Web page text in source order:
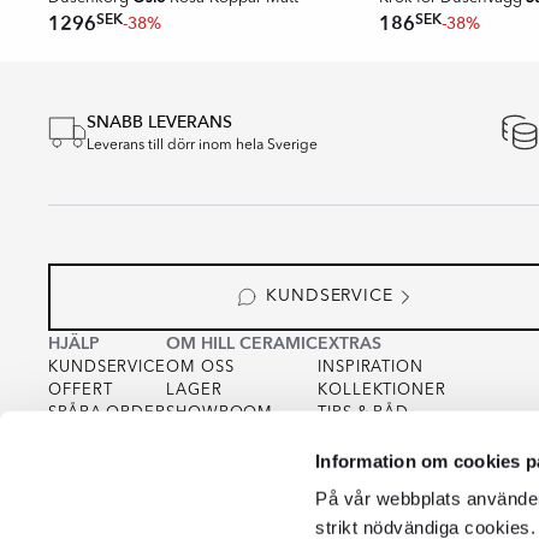
Information om cookies
På vår webbplats
strikt nödvändiga
1296SEK-38% 186SEK-38%
of
16
SNABB LEVERANS
Leverans till dörr inom hela Sverige
KUNDSERVICE
HJÄLP
KUNDSERVICE
OFFERT
SPÅRA ORDER
OM HILL CERAMIC
OM OSS
LAGER
SHOWROOM
EXTRAS
INSPIRATION
KOLLEKTIONER
TIPS & RÅD
COOKIEPOLICY